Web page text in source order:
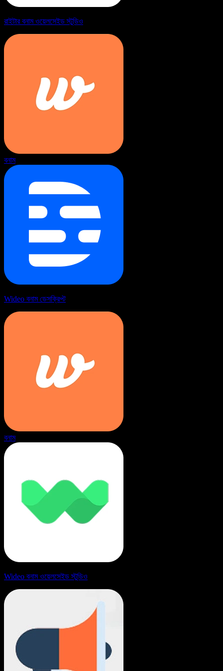
রাইটার বনাম ওয়েলসেইড স্টুডিও
বনাম
Wideo বনাম ডেসক্রিপ্ট
বনাম
Wideo বনাম ওয়েলসেইড স্টুডিও